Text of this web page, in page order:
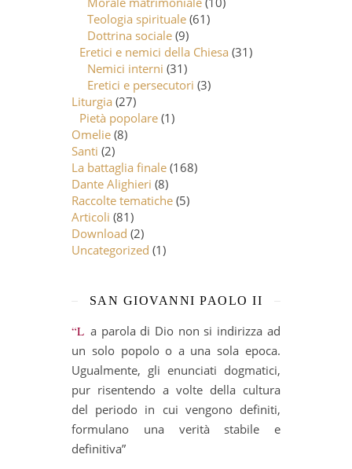
Teologia spirituale (61)
Dottrina sociale (9)
Eretici e nemici della Chiesa (31)
Nemici interni (31)
Eretici e persecutori (3)
Liturgia (27)
Pietà popolare (1)
Omelie (8)
Santi (2)
La battaglia finale (168)
Dante Alighieri (8)
Raccolte tematiche (5)
Articoli (81)
Download (2)
Uncategorized (1)
SAN GIOVANNI PAOLO II
“La parola di Dio non si indirizza ad
un solo popolo o a una sola epoca.
Ugualmente, gli enunciati dogmatici,
pur risentendo a volte della cultura
del periodo in cui vengono definiti,
formulano una verità stabile e
definitiva”